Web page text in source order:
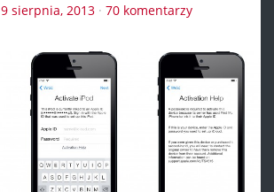
9 sierpnia, 2013 · 70 komentarzy